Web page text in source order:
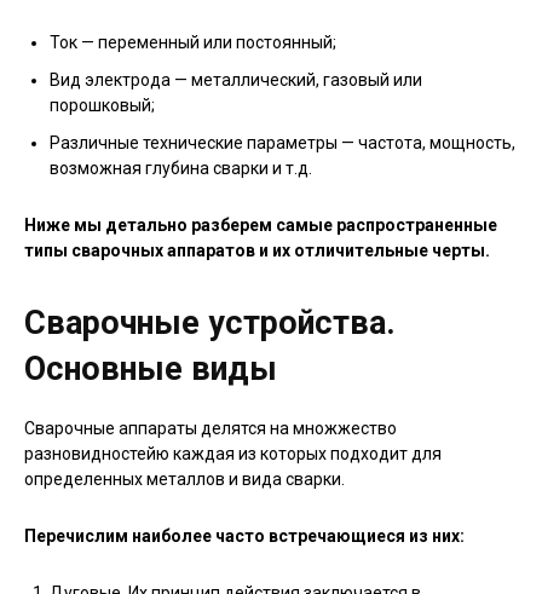
Ток — переменный или постоянный;
Вид электрода — металлический, газовый или
порошковый;
Различные технические параметры — частота, мощность,
возможная глубина сварки и т.д.
Ниже мы детально разберем самые распространенные
типы сварочных аппаратов и их отличительные черты.
Сварочные устройства.
Основные виды
Сварочные аппараты делятся на множжество
разновидностейю каждая из которых подходит для
определенных металлов и вида сварки.
Перечислим наиболее часто встречающиеся из них: